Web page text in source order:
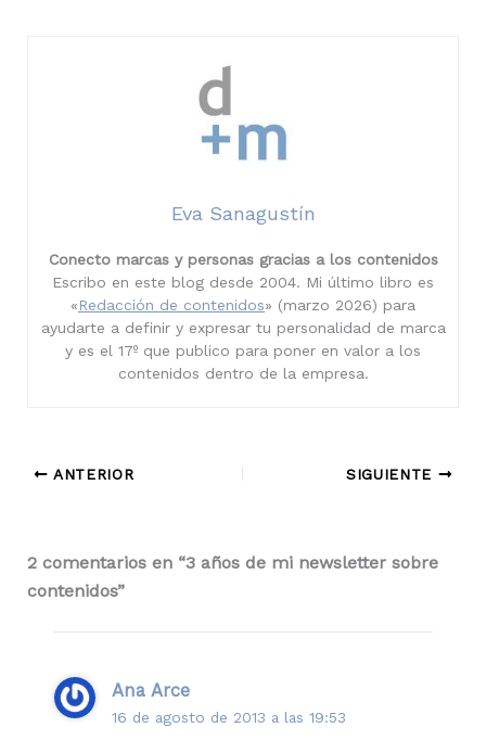
Eva Sanagustín
Conecto marcas y personas gracias a los contenidos
Escribo en este blog desde 2004. Mi último libro es
«Redacción de contenidos» (marzo 2026) para
ayudarte a definir y expresar tu personalidad de marca
y es el 17º que publico para poner en valor a los
contenidos dentro de la empresa.
ANTERIOR SIGUIENTE
2 comentarios en “3 años de mi newsletter sobre
contenidos”
Ana Arce
16 de agosto de 2013 a las 19:53